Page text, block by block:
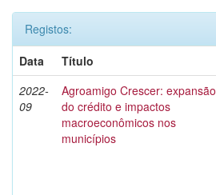
Registos:
Data
Título
2022-
09
Agroamigo Crescer: expansão
do crédito e impactos
macroeconômicos nos
municípios